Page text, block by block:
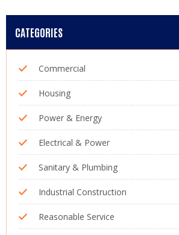
CATEGORIES
Commercial
Housing
Power & Energy
Electrical & Power
Sanitary & Plumbing
Industrial Construction
Reasonable Service